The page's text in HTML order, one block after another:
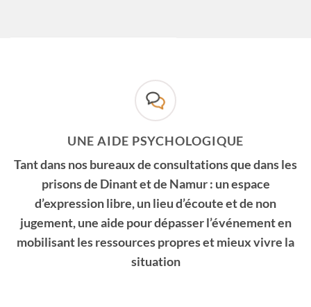
UNE AIDE PSYCHOLOGIQUE
Tant dans nos bureaux de consultations que dans les
prisons de Dinant et de Namur : un espace
d’expression libre, un lieu d’écoute et de non
jugement, une aide pour dépasser l’événement en
mobilisant les ressources propres et mieux vivre la
situation